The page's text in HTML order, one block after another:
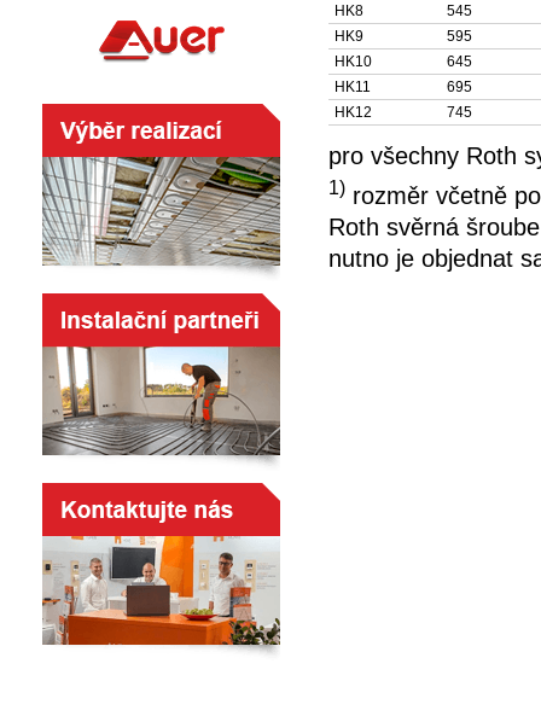
HK8
545
HK9
595
HK10
645
HK11
695
HK12
745
pro všechny Roth
1) rozměr včetně
Roth svěrná
nutno je objednat